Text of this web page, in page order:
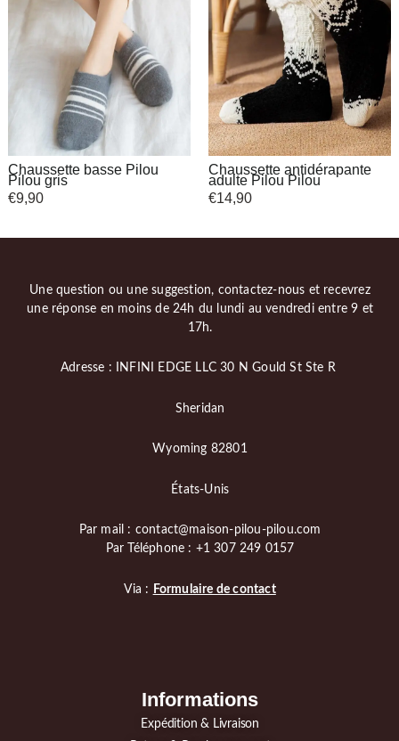
Chaussette basse Pilou
Pilou gris
€9,90
Chaussette antidérapante
adulte Pilou Pilou
€14,90
Une question ou une suggestion, contactez-nous et recevrez
une réponse en moins de 24h du lundi au vendredi entre 9 et
17h.
Adresse : INFINI EDGE LLC 30 N Gould St Ste R
Sheridan
Wyoming 82801
États-Unis
Par mail : contact@maison-pilou-pilou.com
Par Téléphone : +1 307 249 0157
Via : Formulaire de contact
Informations
Expédition & Livraison